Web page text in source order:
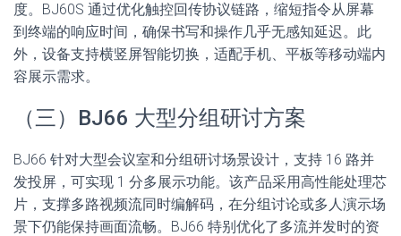
度。BJ60S 通过优化触控回传协议链路，缩短指令从屏幕
到终端的响应时间，确保书写和操作几乎无感知延迟。此
外，设备支持横竖屏智能切换，适配手机、平板等移动端内
容展示需求。
（三）BJ66 大型分组研讨方案
BJ66 针对大型会议室和分组研讨场景设计，支持 16 路并
发投屏，可实现 1 分多展示功能。该产品采用高性能处理芯
片，支撑多路视频流同时编解码，在分组讨论或多人演示场
景下仍能保持画面流畅。BJ66 特别优化了多流并发时的资